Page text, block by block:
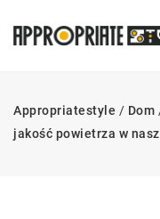
Appropriatestyle / Dom
jakość powietrza w